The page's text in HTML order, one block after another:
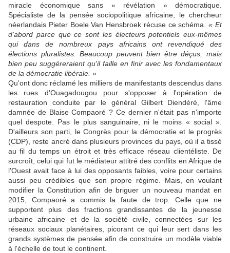
miracle économique sans « révélation » démocratique.
Spécialiste de la pensée sociopolitique africaine, le chercheur
néerlandais Pieter Boele Van Hensbroek récuse ce schéma.« Et
d'abord parce que ce sont les électeurs potentiels eux-mêmes
qui dans de nombreux pays africains ont revendiqué des
élections pluralistes. Beaucoup peuvent bien être déçus, mais
bien peu suggéreraient qu'il faille en finir avec les fondamentaux
de la démocratie libérale. »
Qu'ont donc réclamé les milliers de manifestants descendus dans
les rues d'Ouagadougou pour s'opposer à l'opération de
restauration conduite par le général Gilbert Diendéré, l'âme
damnée de Blaise Compaoré ? Ce dernier n'était pas n'importe
quel despote. Pas le plus sanguinaire, ni le moins « social ».
D'ailleurs son parti, le Congrès pour la démocratie et le progrès
(CDP), reste ancré dans plusieurs provinces du pays, où il a tissé
au fil du temps un étroit et très efficace réseau clientéliste. De
surcroît, celui qui fut le médiateur attitré des conflits en Afrique de
l'Ouest avait face à lui des opposants faibles, voire pour certains
aussi peu crédibles que son propre régime. Mais, en voulant
modifier la Constitution afin de briguer un nouveau mandat en
2015, Compaoré a commis la faute de trop. Celle que ne
supportent plus des fractions grandissantes de la jeunesse
urbaine africaine et de la société civile, connectées sur les
réseaux sociaux planétaires, picorant ce qui leur sert dans les
grands systèmes de pensée afin de construire un modèle viable
à l'échelle de tout le continent.